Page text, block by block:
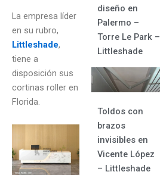
La empresa líder
en su rubro,
Littleshade,
tiene a
disposición sus
cortinas roller en
Florida.
diseño en
Palermo –
Torre Le Park –
Littleshade
Toldos con
brazos
invisibles en
Vicente López
– Littleshade